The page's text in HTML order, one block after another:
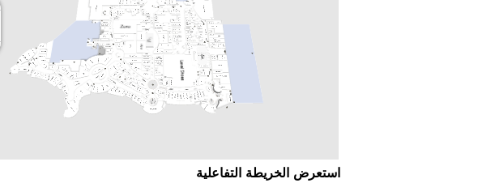
اﺳﺘﻌﺮﺽ اﻟﺨﺮﻳﻄﺔ اﻟﺘﻔﺎﻋﻠﻴﺔ